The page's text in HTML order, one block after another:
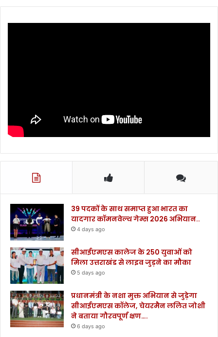
39 पदकों के साथ समाप्त हुआ भारत का
यादगार कॉमनवेल्थ गेम्स 2026 अभियान..
4 days ago
सीआईएमएस कालेज के 250 युवाओं को
मिला उत्तराखंड से लाइव जुड़ने का मौका
5 days ago
प्रधानमंत्री के नशा मुक्त अभियान से जुड़ेगा
सीआईएमएस कॉलेज, चेयरमैन ललित जोशी
ने बताया गौरवपूर्ण क्षण….
6 days ago